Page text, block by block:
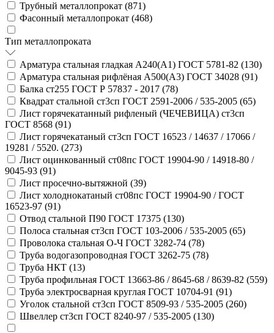
Трубный металлопрокат (871)
Фасонный металлопрокат (468)
Тип металлопроката
Арматура стальная гладкая А240(А1) ГОСТ 5781-82 (130)
Арматура стальная рифлёная А500(А3) ГОСТ 34028 (91)
Балка ст255 ГОСТ Р 57837 - 2017 (78)
Квадрат стальной ст3сп ГОСТ 2591-2006 / 535-2005 (65)
Лист горячекатанный рифленый (ЧЕЧЕВИЦА) ст3сп
ГОСТ 8568 (91)
Лист горячекатаный ст3сп ГОСТ 16523 / 14637 / 17066 /
19281 / 5520. (273)
Лист оцинкованный ст08пс ГОСТ 19904-90 / 14918-80 /
9045-93 (91)
Лист просечно-вытяжной (39)
Лист холоднокатаный ст08пс ГОСТ 19904-90 / ГОСТ
16523-97 (91)
Отвод стальной П90 ГОСТ 17375 (130)
Полоса стальная ст3сп ГОСТ 103-2006 / 535-2005 (65)
Проволока стальная О-Ч ГОСТ 3282-74 (78)
Труба водогазопроводная ГОСТ 3262-75 (78)
Труба НКТ (13)
Труба профильная ГОСТ 13663-86 / 8645-68 / 8639-82 (559)
Труба электросварная круглая ГОСТ 10704-91 (91)
Уголок стальной ст3сп ГОСТ 8509-93 / 535-2005 (260)
Швеллер ст3сп ГОСТ 8240-97 / 535-2005 (130)